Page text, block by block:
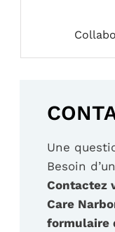
Une
Besoin
Contactez
Care
formulaire